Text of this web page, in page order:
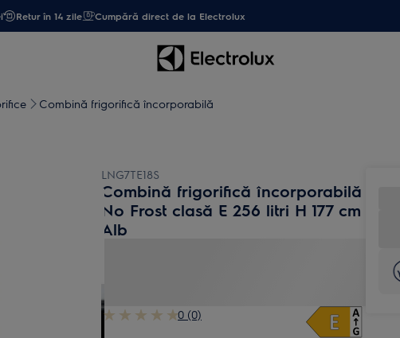
Retur în 14 zile Cumpără direct de la Electrolux
Combină frigorifică încorporabilă
LNG7TE18S
Combină frigorifică încorporabilă
No Frost clasă E 256 litri H 177 cm
Alb
0 (0)